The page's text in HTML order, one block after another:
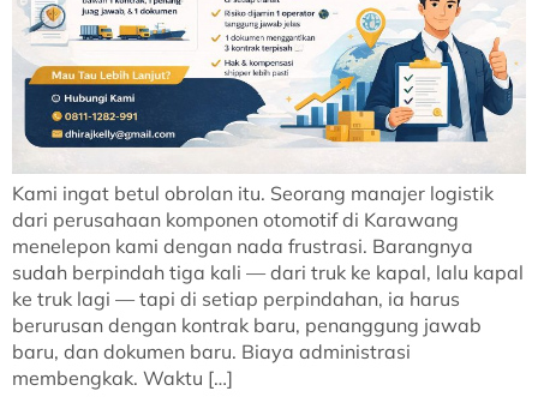
Kami ingat betul obrolan itu. Seorang manajer logistik
dari perusahaan komponen otomotif di Karawang
menelepon kami dengan nada frustrasi. Barangnya
sudah berpindah tiga kali — dari truk ke kapal, lalu kapal
ke truk lagi — tapi di setiap perpindahan, ia harus
berurusan dengan kontrak baru, penanggung jawab
baru, dan dokumen baru. Biaya administrasi
membengkak. Waktu […]